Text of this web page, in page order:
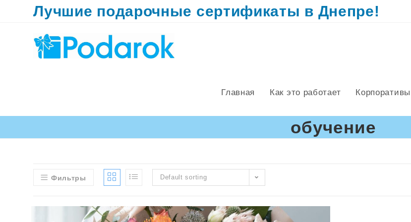
Лучшие подарочные сертификаты в Днепре!
Главная Как это работает Корпоративы
обучение
Фильтры Default sorting